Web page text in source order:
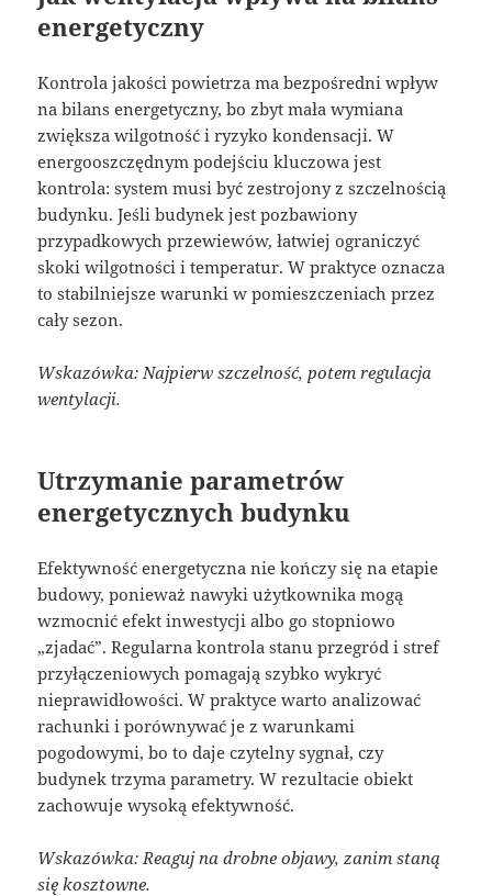
energetyczny
Kontrola jakości powietrza ma bezpośredni wpływ
na bilans energetyczny, bo zbyt mała wymiana
zwiększa wilgotność i ryzyko kondensacji. W
energooszczędnym podejściu kluczowa jest
kontrola: system musi być zestrojony z szczelnością
budynku. Jeśli budynek jest pozbawiony
przypadkowych przewiewów, łatwiej ograniczyć
skoki wilgotności i temperatur. W praktyce oznacza
to stabilniejsze warunki w pomieszczeniach przez
cały sezon.
Wskazówka: Najpierw szczelność, potem regulacja
wentylacji.
Utrzymanie parametrów
energetycznych budynku
Efektywność energetyczna nie kończy się na etapie
budowy, ponieważ nawyki użytkownika mogą
wzmocnić efekt inwestycji albo go stopniowo
„zjadać”. Regularna kontrola stanu przegród i stref
przyłączeniowych pomagają szybko wykryć
nieprawidłowości. W praktyce warto analizować
rachunki i porównywać je z warunkami
pogodowymi, bo to daje czytelny sygnał, czy
budynek trzyma parametry. W rezultacie obiekt
zachowuje wysoką efektywność.
Wskazówka: Reaguj na drobne objawy, zanim staną
się kosztowne.